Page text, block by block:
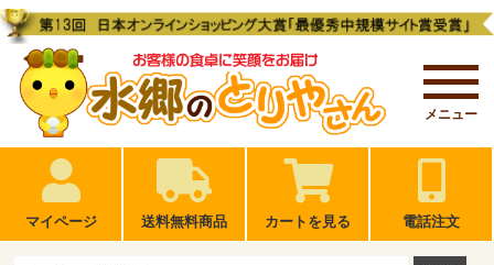
メニュー
マイページ 送料無料商品 カートを見る 電話注文